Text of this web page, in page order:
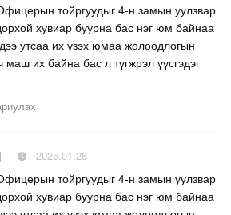
тойргуудыг 4-н замын уулзвар
хувиар буурна бас нэг юм байнаа
утсаа их үзэх юмаа жолоодлогын
их байна бас л түгжрэл үүсгэдэг
2025.01.26
тойргуудыг 4-н замын уулзвар
хувиар буурна бас нэг юм байнаа